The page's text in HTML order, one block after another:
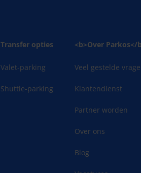
Transfer opties
Valet-parking
Shuttle-parking
<b>Over Parkos</
Veel gestelde
Klantendienst
Partner worden
Over ons
Blog